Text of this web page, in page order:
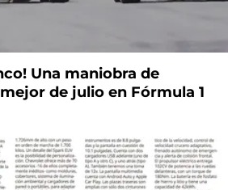
Una maniobra de
de julio en Fórmula 1